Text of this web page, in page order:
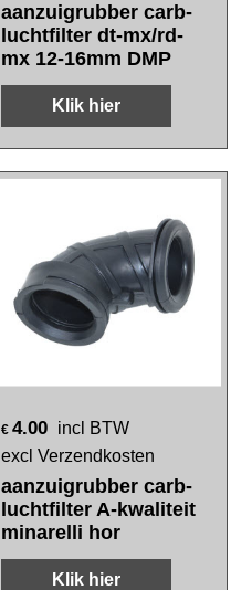
aanzuigrubber carb-
luchtfilter dt-mx/rd-
mx 12-16mm DMP
Klik hier
€ 4.00 incl BTW
excl Verzendkosten
aanzuigrubber carb-
luchtfilter A-kwaliteit
minarelli hor
Klik hier